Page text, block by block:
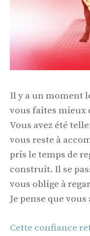
Il y a un moment
vous faites mieux
Vous avez été
vous reste à
pris le temps de
construit. Il se
vous oblige à
Je pense que
Cette confiance